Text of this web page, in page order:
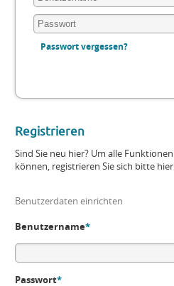
Passwort vergessen?
Registrieren
Sind Sie neu hier? Um alle
können, registrieren Sie sich bitte
Benutzerdaten einrichten
Benutzername*
Passwort*